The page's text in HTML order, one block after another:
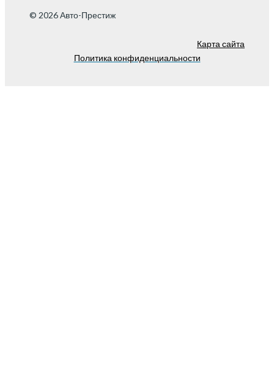
© 2026 Авто-Престиж
Карта сайта
Политика конфиденциальности